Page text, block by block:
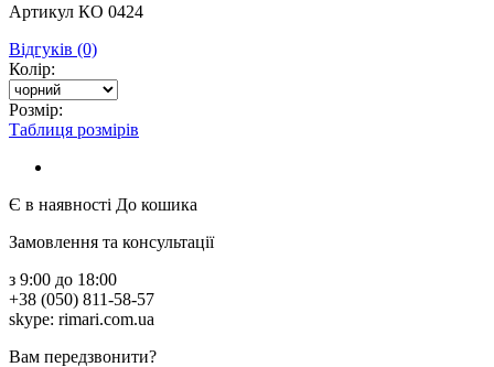
Артикул КО 0424
Відгуків (0)
Колір:
Розмір:
Таблиця розмірів
Є в наявності До кошика
Замовлення та консультації
з 9:00 до 18:00
+38 (050) 811-58-57
skype: rimari.com.ua
Вам передзвонити?